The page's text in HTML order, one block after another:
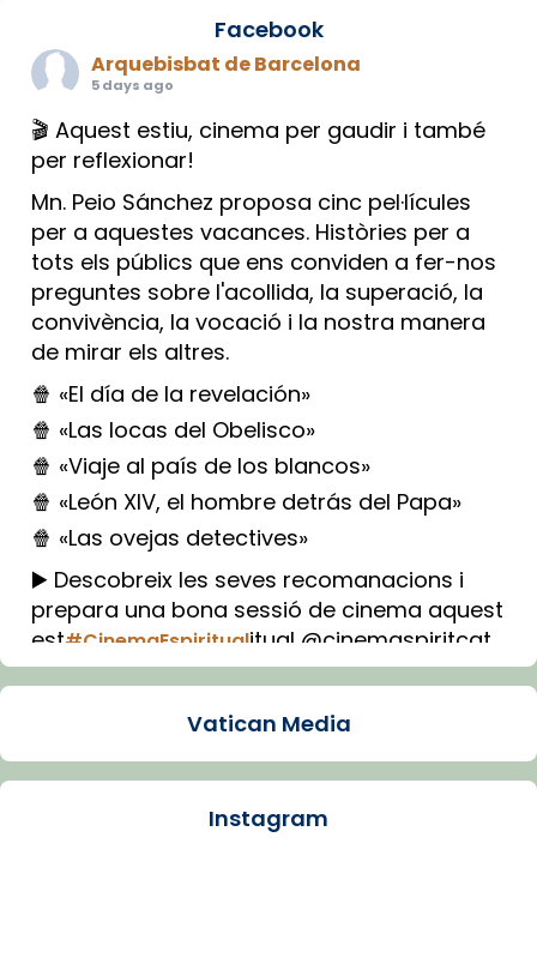
Facebook
Arquebisbat de Barcelona
5 days ago
🎬 Aquest estiu, cinema per gaudir i també
per reflexionar!
Mn. Peio Sánchez proposa cinc pel·lícules
per a aquestes vacances. Històries per a
tots els públics que ens conviden a fer-nos
preguntes sobre l'acollida, la superació, la
convivència, la vocació i la nostra manera
de mirar els altres.
🍿 «El día de la revelación»
🍿 «Las locas del Obelisco»
🍿 «Viaje al país de los blancos»
🍿 «León XIV, el hombre detrás del Papa»
🍿 «Las ovejas detectives»
▶️ Descobreix les seves recomanacions i
prepara una bona sessió de cinema aquest
est#CinemaEspiritualitual @cinemaspiritcat
Imatge: Generada amb IA (OpenAI)
Arquebisbat de Barcelona
Vatican Media
Instagram